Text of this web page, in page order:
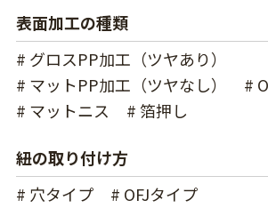
表面加工の種類
# グロスPP加工（ツヤあり）
# マットPP加工（ツヤなし）
#
# マットニス
# 箔押し
紐の取り付け方
# 穴タイプ
# OFJタイプ